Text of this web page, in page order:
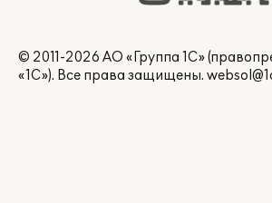
© 2011-2026 АО «Группа 1С»
«1С»). Все права защищены.